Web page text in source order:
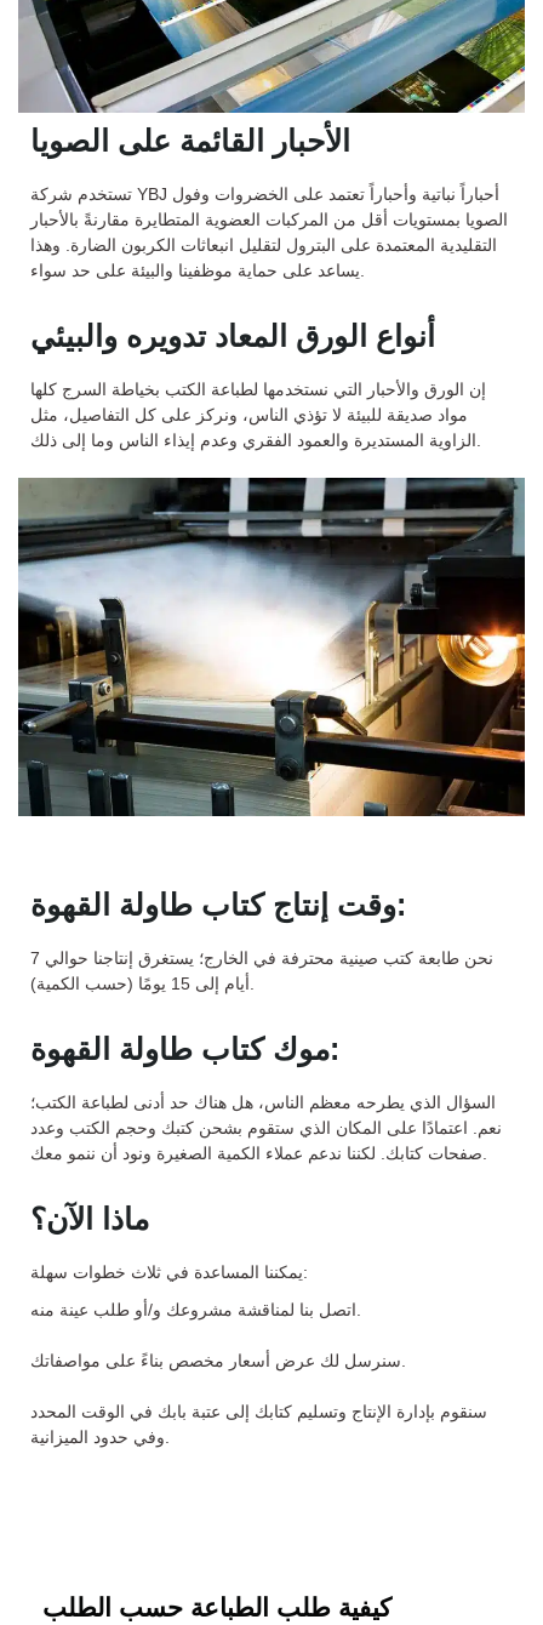
الأحبار القائمة على الصويا
تستخدم شركة YBJ أحباراً نباتية وأحباراً تعتمد على الخضروات وفول
الصويا بمستويات أقل من المركبات العضوية المتطايرة مقارنةً بالأحبار
التقليدية المعتمدة على البترول لتقليل انبعاثات الكربون الضارة. وهذا
يساعد على حماية موظفينا والبيئة على حد سواء.
أنواع الورق المعاد تدويره والبيئي
إن الورق والأحبار التي نستخدمها لطباعة الكتب بخياطة السرج كلها
مواد صديقة للبيئة لا تؤذي الناس، ونركز على كل التفاصيل، مثل
الزاوية المستديرة والعمود الفقري وعدم إيذاء الناس وما إلى ذلك.
وقت إنتاج كتاب طاولة القهوة:
نحن طابعة كتب صينية محترفة في الخارج؛ يستغرق إنتاجنا حوالي 7
موك كتاب طاولة القهوة:
السؤال الذي يطرحه معظم الناس، هل هناك حد أدنى لطباعة الكتب؛
نعم. اعتمادًا على المكان الذي ستقوم بشحن كتبك وحجم الكتب وعدد
ماذا الآن؟
يمكننا المساعدة في ثلاث خطوات سهلة:
سنقوم بإدارة الإنتاج وتسليم كتابك إلى عتبة بابك في الوقت المحدد
كيفية طلب الطباعة حسب الطلب